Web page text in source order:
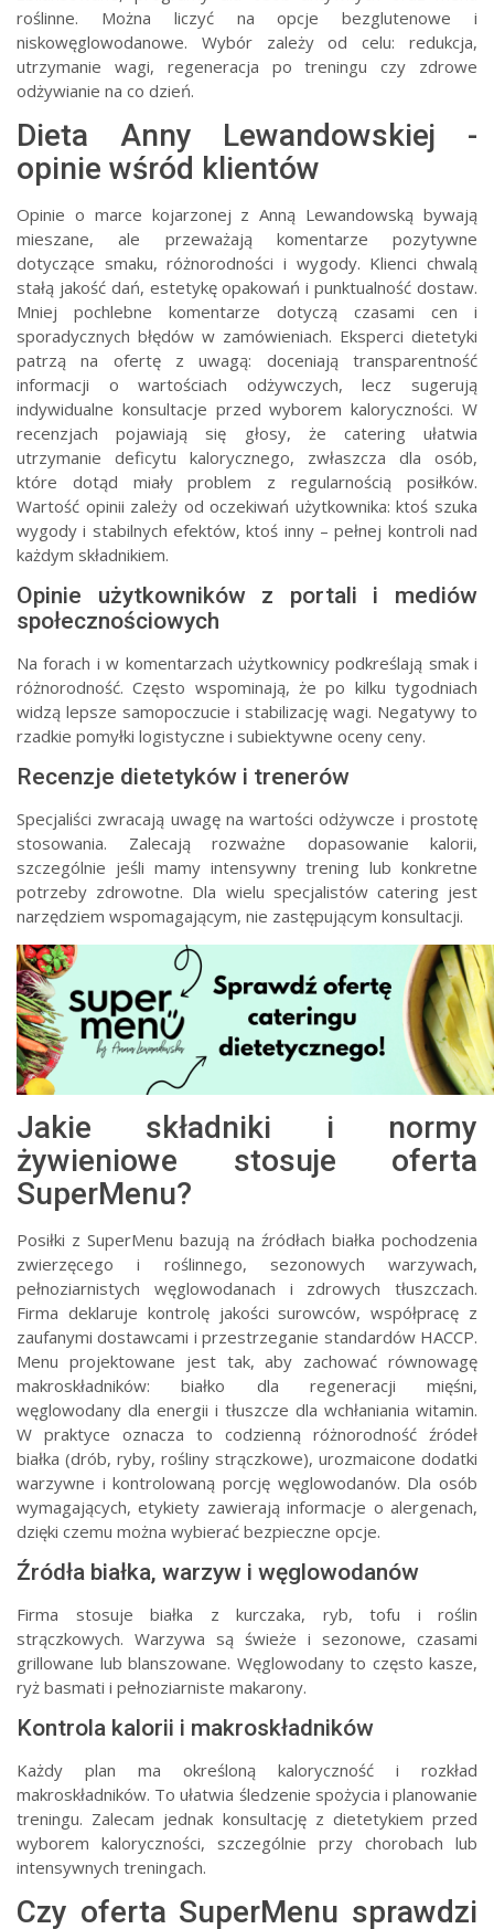
roślinne. Można liczyć na opcje bezglutenowe i
niskowęglowodanowe. Wybór zależy od celu: redukcja,
utrzymanie wagi, regeneracja po treningu czy zdrowe
odżywianie na co dzień.
Dieta Anny Lewandowskiej -
opinie wśród klientów
Opinie o marce kojarzonej z Anną Lewandowską bywają
mieszane, ale przeważają komentarze pozytywne
dotyczące smaku, różnorodności i wygody. Klienci chwalą
stałą jakość dań, estetykę opakowań i punktualność dostaw.
Mniej pochlebne komentarze dotyczą czasami cen i
sporadycznych błędów w zamówieniach. Eksperci dietetyki
patrzą na ofertę z uwagą: doceniają transparentność
informacji o wartościach odżywczych, lecz sugerują
indywidualne konsultacje przed wyborem kaloryczności. W
recenzjach pojawiają się głosy, że catering ułatwia
utrzymanie deficytu kalorycznego, zwłaszcza dla osób,
które dotąd miały problem z regularnością posiłków.
Wartość opinii zależy od oczekiwań użytkownika: ktoś szuka
wygody i stabilnych efektów, ktoś inny – pełnej kontroli nad
każdym składnikiem.
Opinie użytkowników z portali i mediów
społecznościowych
Na forach i w komentarzach użytkownicy podkreślają smak i
różnorodność. Często wspominają, że po kilku tygodniach
widzą lepsze samopoczucie i stabilizację wagi. Negatywy to
rzadkie pomyłki logistyczne i subiektywne oceny ceny.
Recenzje dietetyków i trenerów
Specjaliści zwracają uwagę na wartości odżywcze i prostotę
stosowania. Zalecają rozważne dopasowanie kalorii,
szczególnie jeśli mamy intensywny trening lub konkretne
potrzeby zdrowotne. Dla wielu specjalistów catering jest
narzędziem wspomagającym, nie zastępującym konsultacji.
Jakie składniki i normy
żywieniowe stosuje oferta
SuperMenu?
Posiłki z SuperMenu bazują na źródłach białka pochodzenia
zwierzęcego i roślinnego, sezonowych warzywach,
pełnoziarnistych węglowodanach i zdrowych tłuszczach.
Firma deklaruje kontrolę jakości surowców, współpracę z
zaufanymi dostawcami i przestrzeganie standardów HACCP.
Menu projektowane jest tak, aby zachować równowagę
makroskładników: białko dla regeneracji mięśni,
węglowodany dla energii i tłuszcze dla wchłaniania witamin.
W praktyce oznacza to codzienną różnorodność źródeł
białka (drób, ryby, rośliny strączkowe), urozmaicone dodatki
warzywne i kontrolowaną porcję węglowodanów. Dla osób
wymagających, etykiety zawierają informacje o alergenach,
dzięki czemu można wybierać bezpieczne opcje.
Źródła białka, warzyw i węglowodanów
Firma stosuje białka z kurczaka, ryb, tofu i roślin
strączkowych. Warzywa są świeże i sezonowe, czasami
grillowane lub blanszowane. Węglowodany to często kasze,
ryż basmati i pełnoziarniste makarony.
Kontrola kalorii i makroskładników
Każdy plan ma określoną kaloryczność i rozkład
makroskładników. To ułatwia śledzenie spożycia i planowanie
treningu. Zalecam jednak konsultację z dietetykiem przed
wyborem kaloryczności, szczególnie przy chorobach lub
intensywnych treningach.
Czy oferta SuperMenu sprawdzi